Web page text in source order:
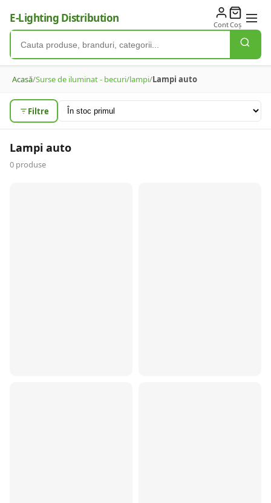
E-Lighting Distribution ContCoș
Acasă/Surse de iluminat - becuri/lampi/Lampi auto
Filtre
Lampi auto
0 produse